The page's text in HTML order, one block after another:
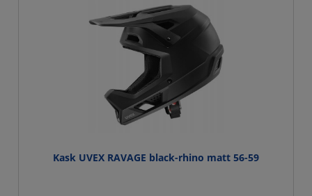
Kask UVEX RAVAGE black-rhino matt 56-59